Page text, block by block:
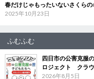
春だけじゃもったいないさくら
2025年10月23日
ふむふむ
四日市の公害克服
ロジェクト クラ
2026年8月5日